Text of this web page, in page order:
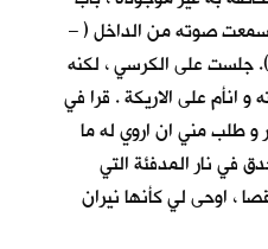
صوته من الداخل ( –
). جلست على الكرسي ، لكنه
انأم على الاريكة . قرا في
و طلب مني ان اروي له ما
في نار المدفئة التي
، اوحى لي كأنها نيران